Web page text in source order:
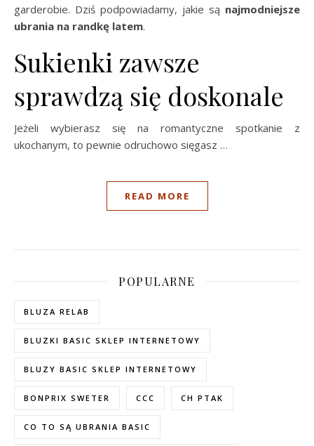
garderobie. Dziś podpowiadamy, jakie są najmodniejsze
ubrania na randkę latem.
Sukienki zawsze
sprawdzą się doskonale
Jeżeli wybierasz się na romantyczne spotkanie z
ukochanym, to pewnie odruchowo sięgasz …
READ MORE
POPULARNE
BLUZA RELAB
BLUZKI BASIC SKLEP INTERNETOWY
BLUZY BASIC SKLEP INTERNETOWY
BONPRIX SWETER CCC CH PTAK
CO TO SĄ UBRANIA BASIC